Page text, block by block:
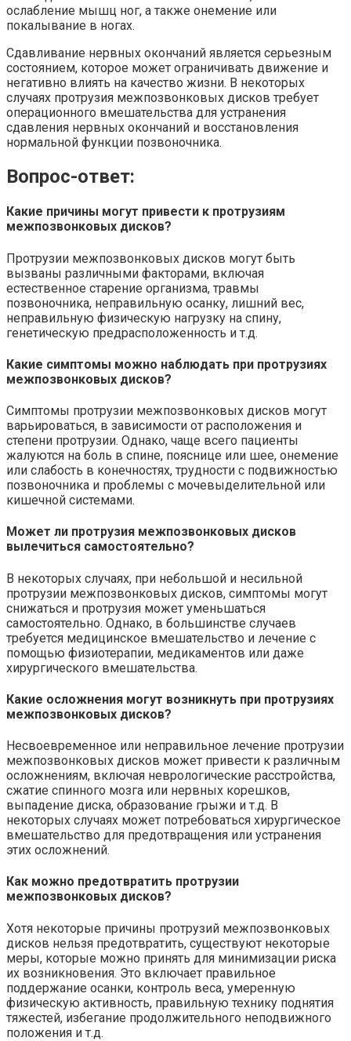
ослабление мышц ног, а также онемение или
покалывание в ногах.
Сдавливание нервных окончаний является серьезным
состоянием, которое может ограничивать движение и
негативно влиять на качество жизни. В некоторых
случаях протрузия межпозвонковых дисков требует
операционного вмешательства для устранения
сдавления нервных окончаний и восстановления
нормальной функции позвоночника.
Вопрос-ответ:
Какие причины могут привести к протрузиям
межпозвонковых дисков?
Протрузии межпозвонковых дисков могут быть
вызваны различными факторами, включая
естественное старение организма, травмы
позвоночника, неправильную осанку, лишний вес,
неправильную физическую нагрузку на спину,
генетическую предрасположенность и т.д.
Какие симптомы можно наблюдать при протрузиях
межпозвонковых дисков?
Симптомы протрузии межпозвонковых дисков могут
варьироваться, в зависимости от расположения и
степени протрузии. Однако, чаще всего пациенты
жалуются на боль в спине, пояснице или шее, онемение
или слабость в конечностях, трудности с подвижностью
позвоночника и проблемы с мочевыделительной или
кишечной системами.
Может ли протрузия межпозвонковых дисков
вылечиться самостоятельно?
В некоторых случаях, при небольшой и несильной
протрузии межпозвонковых дисков, симптомы могут
снижаться и протрузия может уменьшаться
самостоятельно. Однако, в большинстве случаев
требуется медицинское вмешательство и лечение с
помощью физиотерапии, медикаментов или даже
хирургического вмешательства.
Какие осложнения могут возникнуть при протрузиях
межпозвонковых дисков?
Несвоевременное или неправильное лечение протрузии
межпозвонковых дисков может привести к различным
осложнениям, включая неврологические расстройства,
сжатие спинного мозга или нервных корешков,
выпадение диска, образование грыжи и т.д. В
некоторых случаях может потребоваться хирургическое
вмешательство для предотвращения или устранения
этих осложнений.
Как можно предотвратить протрузии
межпозвонковых дисков?
Хотя некоторые причины протрузий межпозвонковых
дисков нельзя предотвратить, существуют некоторые
меры, которые можно принять для минимизации риска
их возникновения. Это включает правильное
поддержание осанки, контроль веса, умеренную
физическую активность, правильную технику поднятия
тяжестей, избегание продолжительного неподвижного
положения и т.д.